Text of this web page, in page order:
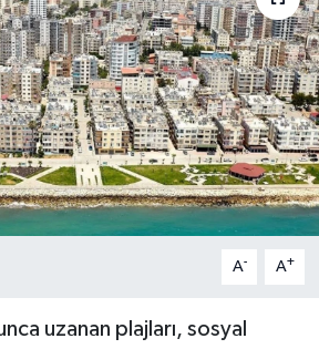
A- A+
uzanan plajları, sosyal